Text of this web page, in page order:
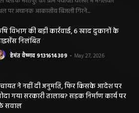
पर अचानक आकाशीय बिजली गिरने...
विभाग की बड़ी कार्रवाई, 6 खाद दुकानों के
निलंबित
हेमंत वैष्णव 9131614309 - May 27, 2026
ने नहीं दी अनुमति, फिर किसके आदेश पर
गया सरकारी तालाब? सड़क निर्माण कार्य पर
सवाल